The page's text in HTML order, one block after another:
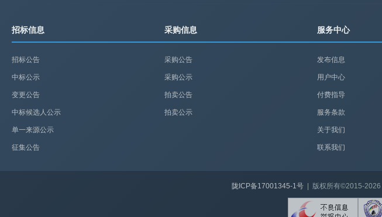
招标信息
招标公告
中标公示
变更公告
中标候选人公示
单一来源公示
征集公告
采购信息
采购公告
采购公示
拍卖公告
拍卖公示
服务中心
发布信息
用户中心
付费指导
服务条款
关于我们
联系我们
陇ICP备17001345-1号 | 版权所有©2015-2026